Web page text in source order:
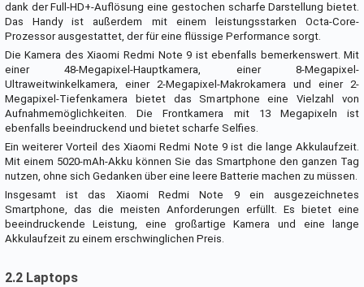
dank der Full-HD+-Auflösung eine gestochen scharfe Darstellung bietet.
Das Handy ist außerdem mit einem leistungsstarken Octa-Core-
Prozessor ausgestattet, der für eine flüssige Performance sorgt.
Die Kamera des Xiaomi Redmi Note 9 ist ebenfalls bemerkenswert. Mit
einer 48-Megapixel-Hauptkamera, einer 8-Megapixel-
Ultraweitwinkelkamera, einer 2-Megapixel-Makrokamera und einer 2-
Megapixel-Tiefenkamera bietet das Smartphone eine Vielzahl von
Aufnahmemöglichkeiten. Die Frontkamera mit 13 Megapixeln ist
ebenfalls beeindruckend und bietet scharfe Selfies.
Ein weiterer Vorteil des Xiaomi Redmi Note 9 ist die lange Akkulaufzeit.
Mit einem 5020-mAh-Akku können Sie das Smartphone den ganzen Tag
nutzen, ohne sich Gedanken über eine leere Batterie machen zu müssen.
Insgesamt ist das Xiaomi Redmi Note 9 ein ausgezeichnetes
Smartphone, das die meisten Anforderungen erfüllt. Es bietet eine
beeindruckende Leistung, eine großartige Kamera und eine lange
Akkulaufzeit zu einem erschwinglichen Preis.
2.2 Laptops